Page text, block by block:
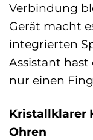
Verbindung
Gerät macht
integrierten
Assistant hast
nur einen
Kristallklarer
Ohren